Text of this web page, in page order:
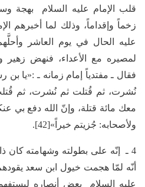
قلب الإمام عليه السلام بهجة
زخماً وإقداماً، وذلك لما أخبرهم
عليه الحال في يوم العاشر
لمصيره مع الأعداء، فنهض زهير
فقال ـ مفتدياً إمام زمانه ـ :«يا
نُشرت، ثم قُتلت ثم نُشرت، ثم
معك مائة قتلة، وإنّ الله دفع بي
ولأصحابه: جُزيتم خيراً»[42].
4 ـ إنّه على بطولته وشهامته كان
أنّه لمّا هجمت خيول ابن سعد
عليه السلام بعض أنصاره